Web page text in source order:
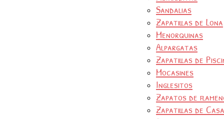
Sandalias
Zapatillas de Lona
Menorquinas
Alpargatas
Zapatillas de
Mocasines
Inglesitos
Zapatos de
Zapatillas de Casa